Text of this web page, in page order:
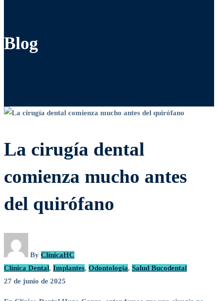
Blog
La
cirugía
comienza
mucho
antes
del
quirófano
La cirugía dental
comienza mucho antes
del quirófano
By ClínicaHC
Clínica Dental, Implantes, Odontología, Salud Bucodental
27 de junio de 2025